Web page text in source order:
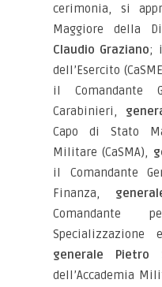
cerimonia, si
Maggiore della
Claudio Graziano;
dell’Esercito
il Comandante
Carabinieri,
Capo di Stato
Militare (CaSMA),
il Comandante
Finanza,
Comandante
Specializzazione
generale Pietro
dell’Accademia